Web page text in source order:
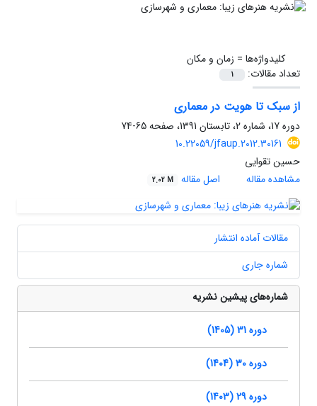
کلیدواژه‌ها = زمان و مکان
تعداد مقالات:
1
از سبک تا هویت در معماری
دوره 17، شماره 2، تابستان 1391، صفحه
65-74
10.22059/jfaup.2012.30161
حسین تقوایی
مشاهده مقاله
اصل مقاله 2.02 M
مقالات آماده انتشار
شماره جاری
شماره‌های پیشین نشریه
دوره 31 (1405)
دوره 30 (1404)
دوره 29 (1403)